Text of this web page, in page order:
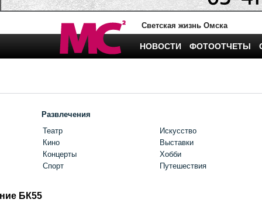
Светская жизнь Омска
НОВОСТИ ФОТООТЧЕТЫ
Развлечения
Театр
Кино
Концерты
Спорт
Искусство
Выставки
Хобби
Путешествия
БК55